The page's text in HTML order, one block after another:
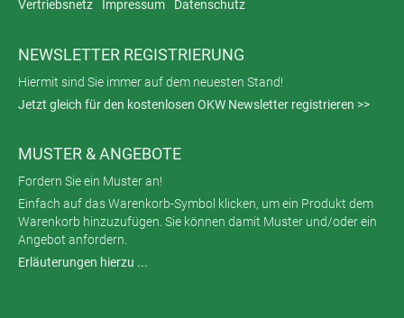
Vertriebsnetz
Impressum Datenschutz
NEWSLETTER REGISTRIERUNG
Hiermit sind Sie immer auf dem neuesten Stand!
Jetzt gleich für den kostenlosen OKW Newsletter registrieren >>
MUSTER & ANGEBOTE
Fordern Sie ein Muster an!
Einfach auf das Warenkorb-Symbol klicken, um ein Produkt dem
Warenkorb hinzuzufügen. Sie können damit Muster und/oder ein
Angebot anfordern.
Erläuterungen hierzu ...